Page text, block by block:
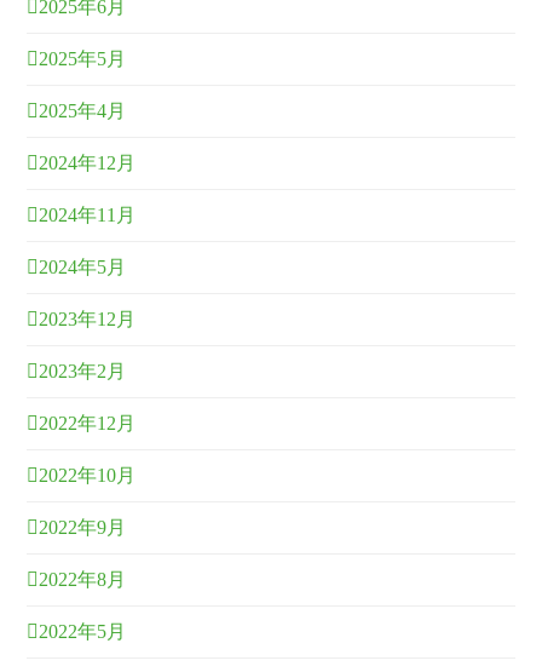
2025年6月
2025年5月
2025年4月
2024年12月
2024年11月
2024年5月
2023年12月
2023年2月
2022年12月
2022年10月
2022年9月
2022年8月
2022年5月